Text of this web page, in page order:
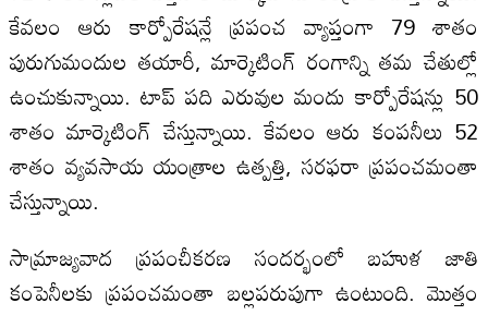
కేవలం ఆరు కార్పోరేషన్లే ప్రపంచ వ్యాప్తంగా 79 శాతం
పురుగుమందుల తయారీ, మార్కెటింగ్ రంగాన్ని తమ చేతుల్లో
ఉంచుకున్నాయి. టాప్ పది ఎరువుల మందు కార్పోరేషన్లు 50
శాతం మార్కెటింగ్ చేస్తున్నాయి. కేవలం ఆరు కంపనీలు 52
శాతం వ్యవసాయ యంత్రాల ఉత్పత్తి, సరఫరా ప్రపంచమంతా
చేస్తున్నాయి.
సామ్రాజ్యవాద ప్రపంచీకరణ సందర్భంలో బహుళ జాతి
కంపెనీలకు ప్రపంచమంతా బల్లపరుపుగా ఉంటుంది. మొత్తం